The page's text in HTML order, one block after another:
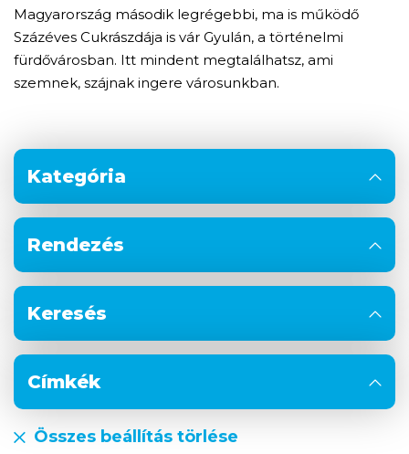
Magyarország második legrégebbi, ma is működő
Százéves Cukrászdája is vár Gyulán, a történelmi
fürdővárosban. Itt mindent megtalálhatsz, ami
szemnek, szájnak ingere városunkban.
Kategória
Rendezés
Keresés
Címkék
Összes beállítás törlése